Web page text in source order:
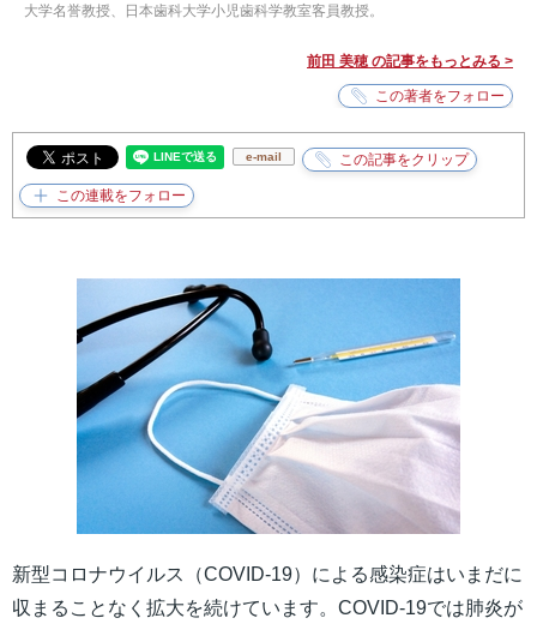
大学名誉教授、日本歯科大学小児歯科学教室客員教授。
前田 美穂 の記事をもっとみる >
e-mail
新型コロナウイルス（COVID-19）による感染症はいまだに
収まることなく拡大を続けています。COVID-19では肺炎が